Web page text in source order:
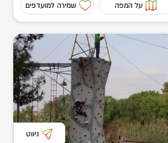
על המפה שמירה למועדפים
ניווט